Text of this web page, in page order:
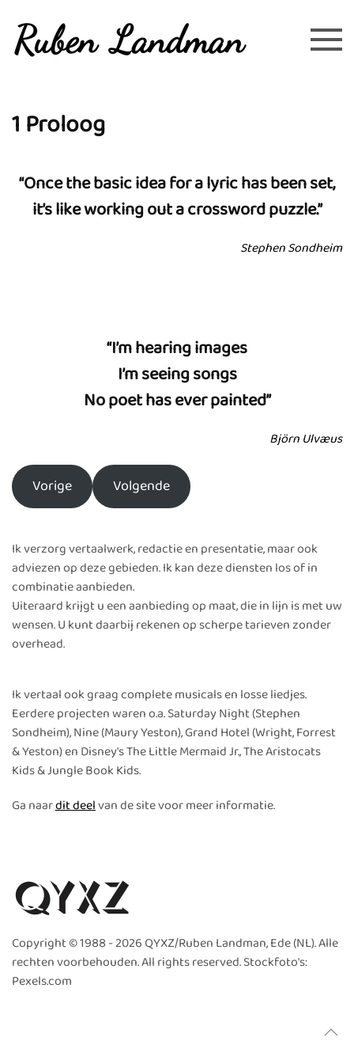
Overslaan en naar de inhoud gaan
1 Proloog
“Once the basic idea for a lyric has been set,
it’s like working out a crossword puzzle.”
Stephen Sondheim
“I’m hearing images
I’m seeing songs
No poet has ever painted”
Björn Ulvæus
Vorige Volgende
Ik verzorg vertaalwerk, redactie en presentatie, maar ook
adviezen op deze gebieden. Ik kan deze diensten los of in
combinatie aanbieden.
Uiteraard krijgt u een aanbieding op maat, die in lijn is met uw
wensen. U kunt daarbij rekenen op scherpe tarieven zonder
overhead.
Ik vertaal ook graag complete musicals en losse liedjes.
Eerdere projecten waren o.a. Saturday Night (Stephen
Sondheim), Nine (Maury Yeston), Grand Hotel (Wright, Forrest
& Yeston) en Disney's The Little Mermaid Jr., The Aristocats
Kids & Jungle Book Kids.
Ga naardit deelvan de site voor meer informatie.
Copyright © 1988 -2026 QYXZ/Ruben Landman, Ede (NL). Alle
rechten voorbehouden. All rights reserved. Stockfoto's:
Pexels.com